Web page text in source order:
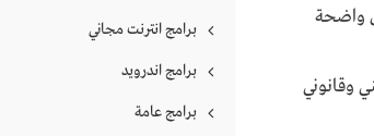
واضحة
وقانوني
برامج انترنت مجاني
برامج اندرويد
برامج عامة